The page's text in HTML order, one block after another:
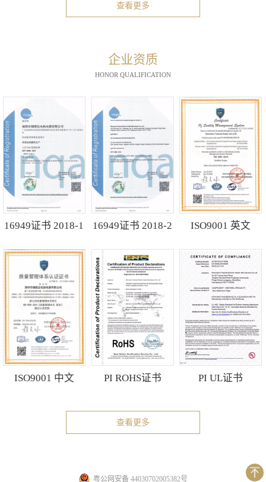
查看更多
企业资质
HONOR QUALIFICATION
16949证书 2018-1 16949证书 2018-2 ISO9001 英文
ISO9001 中文 PI ROHS证书 PI UL证书
查看更多
粤公网安备 44030702005382号